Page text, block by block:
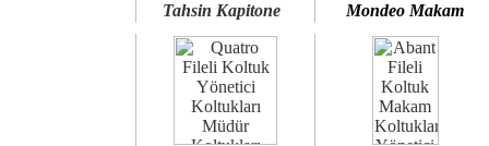
Tahsin Kapitone Mondeo Makam